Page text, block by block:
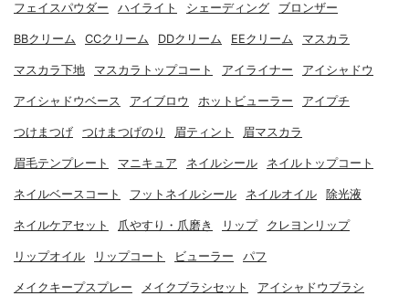
フェイスパウダー ハイライト シェーディング ブロンザー
BBクリーム CCクリーム DDクリーム EEクリーム マスカラ
マスカラ下地 マスカラトップコート アイライナー アイシャドウ
アイシャドウベース アイブロウ ホットビューラー アイプチ
つけまつげ つけまつげのり 眉ティント 眉マスカラ
眉毛テンプレート マニキュア ネイルシール ネイルトップコート
ネイルベースコート フットネイルシール ネイルオイル 除光液
ネイルケアセット 爪やすり・爪磨き リップ クレヨンリップ
リップオイル リップコート ビューラー パフ
メイクキープスプレー メイクブラシセット アイシャドウブラシ